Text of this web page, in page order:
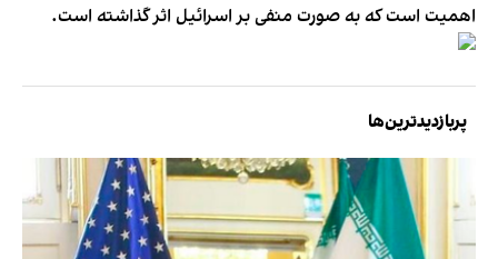
اهمیت است که به صورت منفی بر اسرائیل اثر گذاشته است.
پربازدیدترین‌ها